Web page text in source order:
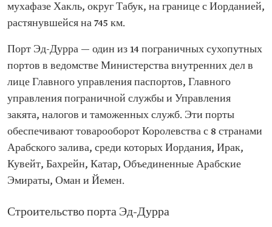
мухафазе Хакль, округ Табук, на границе с Иорданией,
растянувшейся на 745 км.
Порт Эд-Дурра — один из 14 пограничных сухопутных
портов в ведомстве Министерства внутренних дел в
лице Главного управления паспортов, Главного
управления пограничной службы и Управления
закята, налогов и таможенных служб. Эти порты
обеспечивают товарооборот Королевства с 8 странами
Арабского залива, среди которых Иордания, Ирак,
Кувейт, Бахрейн, Катар, Объединенные Арабские
Эмираты, Оман и Йемен.
Строительство порта Эд-Дурра